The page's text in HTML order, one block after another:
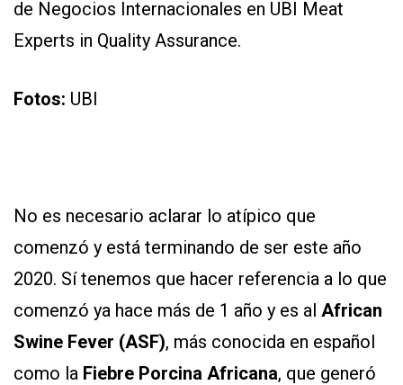
TÉRMINOS
Y
CONDICIONES
DE
MAPA
SITIO
SOMOS
de Negocios Internacionales en UBI Meat
Experts in Quality Assurance.
Fotos: UBI
No es necesario aclarar lo atípico que
comenzó y está terminando de ser este año
2020. Sí tenemos que hacer referencia a lo que
comenzó ya hace más de 1 año y es al African
Swine Fever (ASF), más conocida en español
como la Fiebre Porcina Africana, que generó